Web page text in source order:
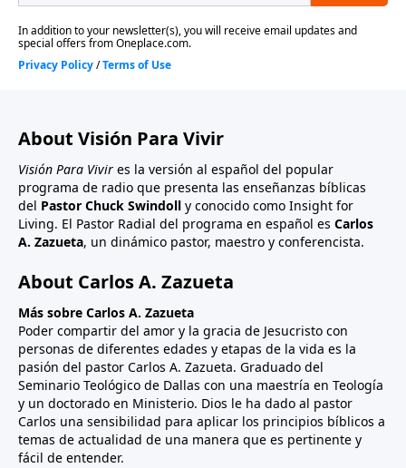
About Visión Para Vivir
Visión Para Vivir es la versión al español del popular
programa de radio que presenta las enseñanzas bíblicas
del Pastor Chuck Swindoll y conocido como Insight for
Living. El Pastor Radial del programa en español es Carlos
A. Zazueta, un dinámico pastor, maestro y conferencista.
About Carlos A. Zazueta
Más sobre Carlos A. Zazueta
Poder compartir del amor y la gracia de Jesucristo con
personas de diferentes edades y etapas de la vida es la
pasión del pastor Carlos A. Zazueta. Graduado del
Seminario Teológico de Dallas con una maestría en Teología
y un doctorado en Ministerio. Dios le ha dado al pastor
Carlos una sensibilidad para aplicar los principios bíblicos a
temas de actualidad de una manera que es pertinente y
fácil de entender.